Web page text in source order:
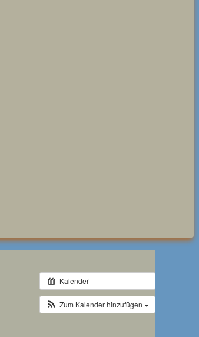
Kalender
Zum Kalender hinzufügen